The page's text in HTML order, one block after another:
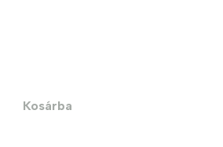
Kosárba